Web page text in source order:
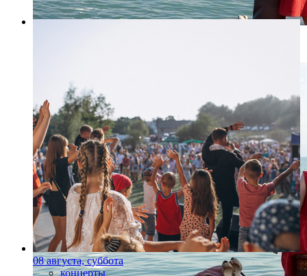
08 августа, суббота
концерты